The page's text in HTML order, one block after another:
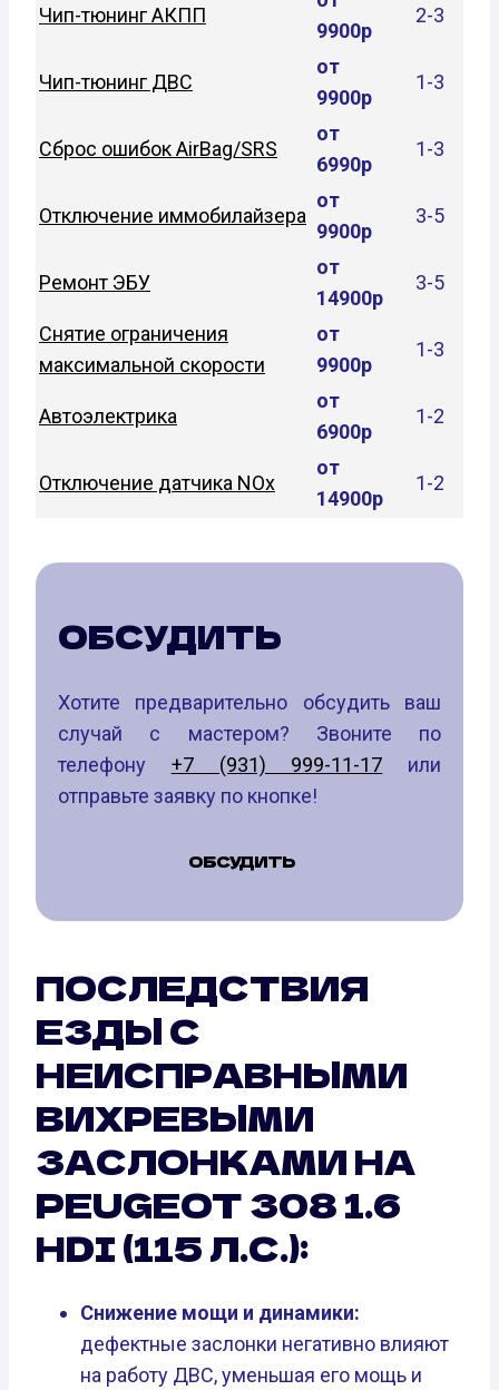
Чип-тюнинг АКПП
9900р
2-3
Чип-тюнинг ДВС
от
9900р
1-3
Сброс ошибок AirBag/SRS
от
6990р
1-3
Отключение иммобилайзера
от
9900р
3-5
Ремонт ЭБУ
от
14900р
3-5
Снятие ограничения
максимальной скорости
от
9900р
1-3
Автоэлектрика
от
6900р
1-2
Отключение датчика NOx
от
14900р
1-2
ОБСУДИТЬ
Хотите предварительно обсудить ваш
случай с мастером? Звоните по
телефону +7 (931) 999-11-17 или
отправьте заявку по кнопке!
ОБСУДИТЬ
ПОСЛЕДСТВИЯ
ЕЗДЫ С
НЕИСПРАВНЫМИ
ВИХРЕВЫМИ
ЗАСЛОНКАМИ НА
PEUGEOT 308 1.6
HDI (115 Л.С.):
Снижение мощи и динамики:
дефектные заслонки негативно влияют
на работу ДВС, уменьшая его мощь и